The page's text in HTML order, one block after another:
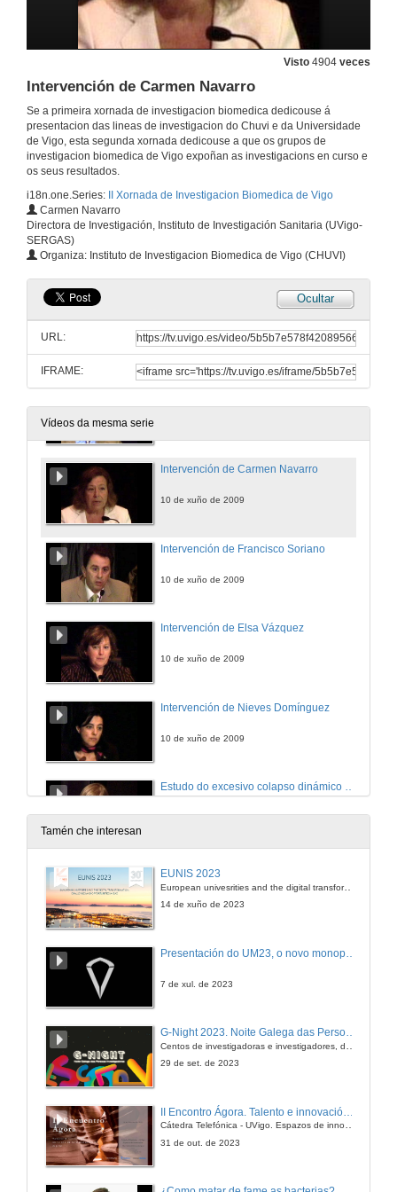
Visto 4904 veces
Intervención de Carmen Navarro
Se a primeira xornada de investigacion biomedica dedicouse á
presentacion das lineas de investigacion do Chuvi e da Universidade
de Vigo, esta segunda xornada dedicouse a que os grupos de
investigacion biomedica de Vigo expoñan as investigacions en curso e
os seus resultados.
i18n.one.Series:
II Xornada de Investigacion Biomedica de Vigo
Carmen Navarro
Directora de Investigación, Instituto de Investigación Sanitaria (UVigo-
SERGAS)
Organiza: Instituto de Investigacion Biomedica de Vigo (CHUVI)
Ocultar
URL:
IFRAME:
Vídeos da mesma serie
10 de xuño de 2009
Diagnóstico e valoración global do risco cardiovascular:
Quenda de preguntas
10 de xuño de 2009
Interacción entre o Sevoflurano e o Propofol sobre o indice Biespectral durante anestesia xeral mediante un modelo de resposta de superficie
10 de xuño de 2009
Quenda de preguntas
Intervención de Carmen Navarro
10 de xuño de 2009
Intervención de Francisco Soriano
10 de xuño de 2009
Intervención de Elsa Vázquez
10 de xuño de 2009
Intervención de Nieves Domínguez
10 de xuño de 2009
Estudo do excesivo colapso dinámico da via aérea en pacientes con EPOC:
10 de xuño de 2009
Quenda de preguntas
Tamén che interesan
EUNIS 2023
European univesrities and the digital transformation: challenges and opportunities ahead
14 de xuño de 2023
7 de xul. de 2023
G-Night 2023. Noite Galega das Persoas Investigadoras. Conciencias creativas
29 de set. de 2023
Cátedra Telefónica - UVigo. Espazos de innovación
31 de out. de 2023